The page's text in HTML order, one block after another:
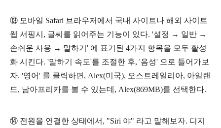
⑬ 모바일 Safari 브라우저에서 국내 사이트나 해외 사이트
웹 서핑시, 글씨를 읽어주는 기능이 있다. '설정 → 일반 →
손쉬운 사용 → 말하기' 에 표기된 4가지 항목을 모두 활성
화 시킨다. '말하기 속도'를 조절한 후, '음성' 으로 들어가보
자. '영어' 를 클릭하면, Alex(미국), 오스트레일리아, 아일랜
드, 남아프리카를 볼 수 있는데, Alex(869MB)를 선택한다.
⑭ 전원을 연결한 상태에서, "Siri 야" 라고 말해보자. 디지